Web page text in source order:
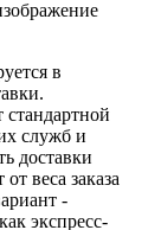
в
служб и
доставки
веса заказа
-
экспресс-